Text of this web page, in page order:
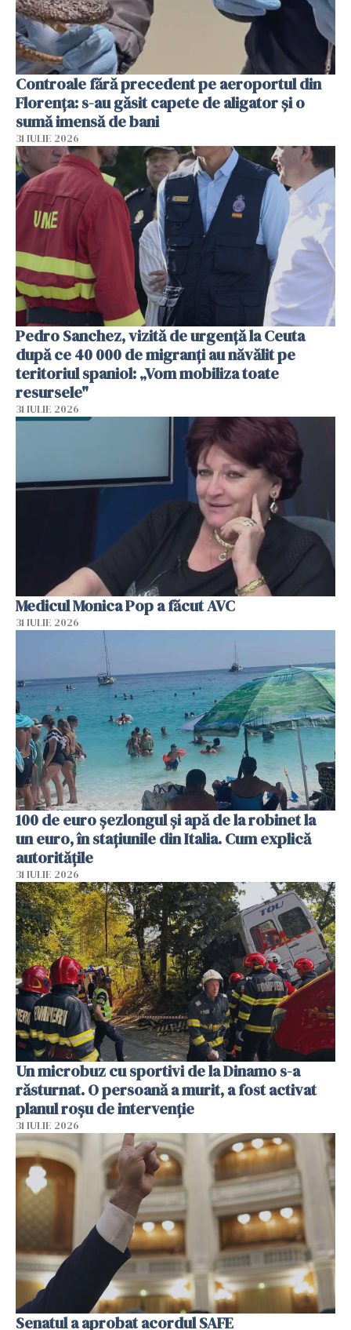
Controale fără precedent pe aeroportul din
Florența: s-au găsit capete de aligator și o
sumă imensă de bani
31 IULIE 2026
Pedro Sanchez, vizită de urgență la Ceuta
după ce 40 000 de migranți au năvălit pe
teritoriul spaniol: „Vom mobiliza toate
resursele"
31 IULIE 2026
Medicul Monica Pop a făcut AVC
31 IULIE 2026
100 de euro șezlongul și apă de la robinet la
un euro, în stațiunile din Italia. Cum explică
autoritățile
31 IULIE 2026
Un microbuz cu sportivi de la Dinamo s-a
răsturnat. O persoană a murit, a fost activat
planul roșu de intervenție
31 IULIE 2026
Senatul a aprobat acordul SAFE